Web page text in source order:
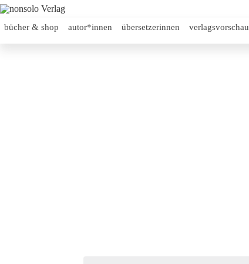
bücher & shop autor*innen übersetzerinnen verlagsvorschau